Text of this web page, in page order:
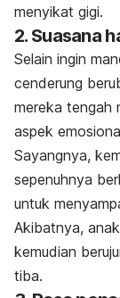
menyikat gigi.
2. Suasana
Selain ingin
cenderung
mereka tengah
aspek
Sayangnya,
sepenuhnya
untuk
Akibatnya,
kemudian
tiba.